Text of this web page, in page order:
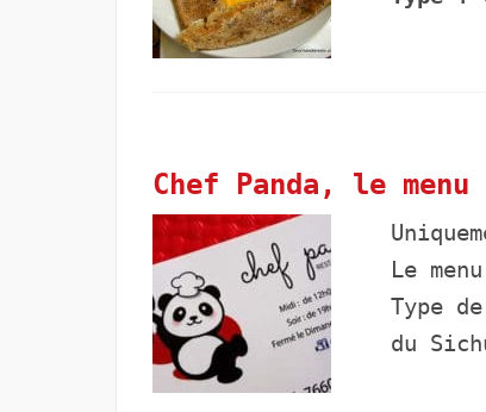
Chef Panda, le
Le
Type
du